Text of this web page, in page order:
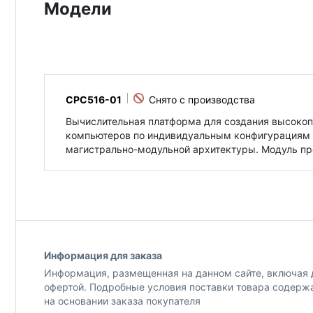
Модели
CPC516-01
Вычислительная платформа для создания
компьютеров по индивидуальным конфигурациям
магистрально-модульной архитектуры. Модуль
Информация для заказа
Информация, размещенная на данном сайте, включая
офертой. Подробные условия поставки товара
на основании заказа покупателя